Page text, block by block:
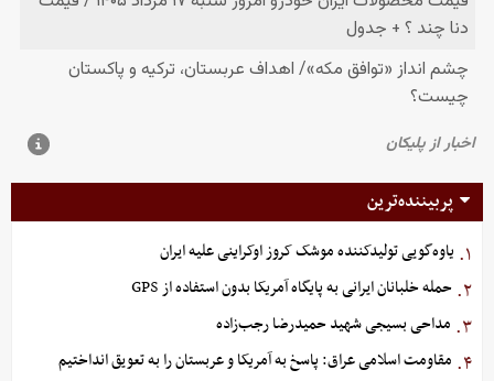
پربیننده‌ترین
۱. یاوه‌گویی تولیدکننده موشک کروز اوکراینی علیه ایران
۲. حمله خلبانان ایرانی به پایگاه آمریکا بدون استفاده از GPS
۳. مداحی بسیجی شهید حمیدرضا رجب‌زاده
۴. مقاومت اسلامی عراق: پاسخ به آمریکا و عربستان را به تعویق انداختیم